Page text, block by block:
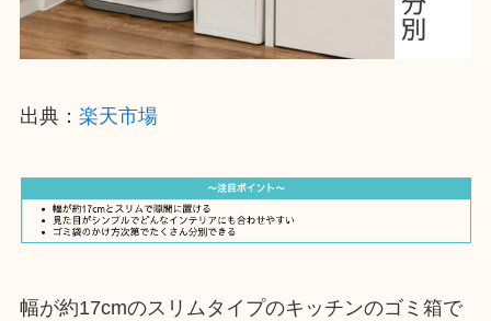
出典： 楽天市場
幅が約17cmのスリムタイプのキッチンのゴミ箱で